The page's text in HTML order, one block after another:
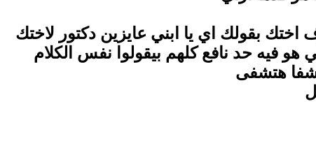
بقولك اي يا ابني عايزين دكتور لاختك
هو فيه حد نافع كلهم بيقولوا نفس الكلام
هتشفى